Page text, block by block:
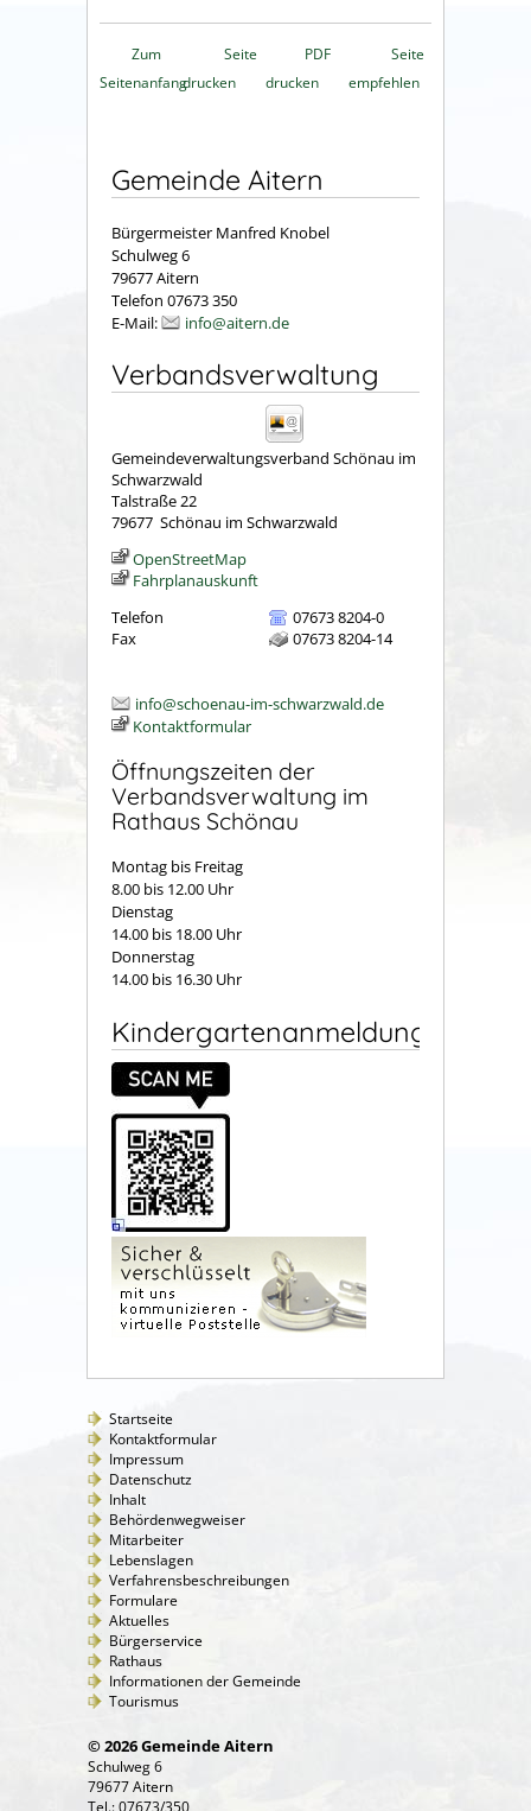
Zum
Seitenanfang
Seite
drucken
PDF
drucken
Seite
empfehlen
Gemeinde Aitern
Bürgermeister Manfred Knobel
Schulweg 6
79677 Aitern
Telefon 07673 350
E-Mail:
info@aitern.de
Verbandsverwaltung
Gemeindeverwaltungsverband Schönau im
Schwarzwald
Talstraße 22
79677 Schönau im Schwarzwald
OpenStreetMap
Fahrplanauskunft
Telefon
07673 8204-0
Fax
07673 8204-14
info@schoenau-im-schwarzwald.de
Kontaktformular
Öffnungszeiten der
Verbandsverwaltung im
Rathaus Schönau
Montag bis Freitag
8.00 bis 12.00 Uhr
Dienstag
14.00 bis 18.00 Uhr
Donnerstag
14.00 bis 16.30 Uhr
Kindergartenanmeldung
Startseite
Kontaktformular
Impressum
Datenschutz
Inhalt
Behördenwegweiser
Mitarbeiter
Lebenslagen
Verfahrensbeschreibungen
Formulare
Aktuelles
Bürgerservice
Rathaus
Informationen der Gemeinde
Tourismus
© 2026 Gemeinde Aitern
Schulweg 6
79677 Aitern
Tel.: 07673/350